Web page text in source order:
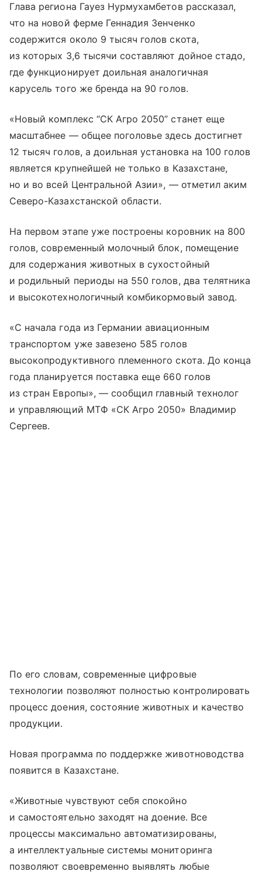
Глава региона Гауез Нурмухамбетов рассказал,
что на новой ферме Геннадия Зенченко
содержится около 9 тысяч голов скота,
из которых 3,6 тысячи составляют дойное стадо,
где функционирует доильная аналогичная
карусель того же бренда на 90 голов.
«Новый комплекс “СК Агро 2050” станет еще
масштабнее — общее поголовье здесь достигнет
12 тысяч голов, а доильная установка на 100 голов
является крупнейшей не только в Казахстане,
но и во всей Центральной Азии», — отметил аким
Северо-Казахстанской области.
На первом этапе уже построены коровник на 800
голов, современный молочный блок, помещение
для содержания животных в сухостойный
и родильный периоды на 550 голов, два телятника
и высокотехнологичный комбикормовый завод.
«С начала года из Германии авиационным
транспортом уже завезено 585 голов
высокопродуктивного племенного скота. До конца
года планируется поставка еще 660 голов
из стран Европы», — сообщил главный технолог
и управляющий МТФ «СК Агро 2050» Владимир
Сергеев.
По его словам, современные цифровые
технологии позволяют полностью контролировать
процесс доения, состояние животных и качество
продукции.
Новая программа по поддержке животноводства
появится в Казахстане.
«Животные чувствуют себя спокойно
и самостоятельно заходят на доение. Все
процессы максимально автоматизированы,
а интеллектуальные системы мониторинга
позволяют своевременно выявлять любые